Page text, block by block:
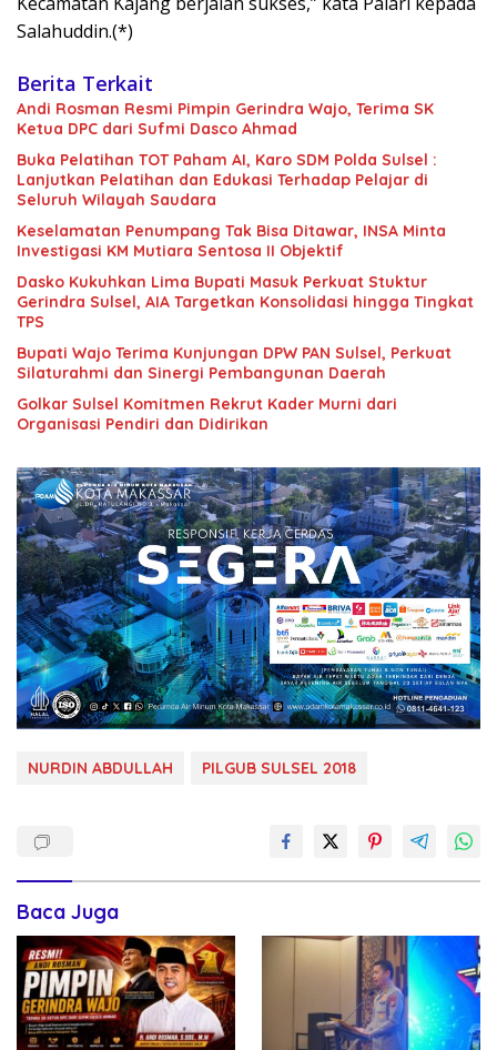
Salahuddin.(*)
Berita Terkait
Andi Rosman Resmi Pimpin Gerindra Wajo, Terima SK
Ketua DPC dari Sufmi Dasco Ahmad
Buka Pelatihan TOT Paham AI, Karo SDM Polda Sulsel :
Lanjutkan Pelatihan dan Edukasi Terhadap Pelajar di
Seluruh Wilayah Saudara
Keselamatan Penumpang Tak Bisa Ditawar, INSA Minta
Investigasi KM Mutiara Sentosa II Objektif
Dasko Kukuhkan Lima Bupati Masuk Perkuat Stuktur
Gerindra Sulsel, AIA Targetkan Konsolidasi hingga Tingkat
TPS
Bupati Wajo Terima Kunjungan DPW PAN Sulsel, Perkuat
Silaturahmi dan Sinergi Pembangunan Daerah
Golkar Sulsel Komitmen Rekrut Kader Murni dari
Organisasi Pendiri dan Didirikan
NURDIN ABDULLAH PILGUB SULSEL 2018
Baca Juga